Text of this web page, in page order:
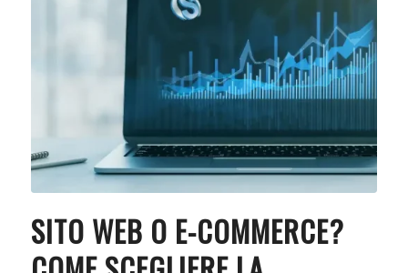
SITO WEB O E-COMMERCE?